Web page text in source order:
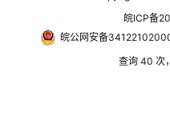
皖ICP备
皖公网安备
查询 40 次